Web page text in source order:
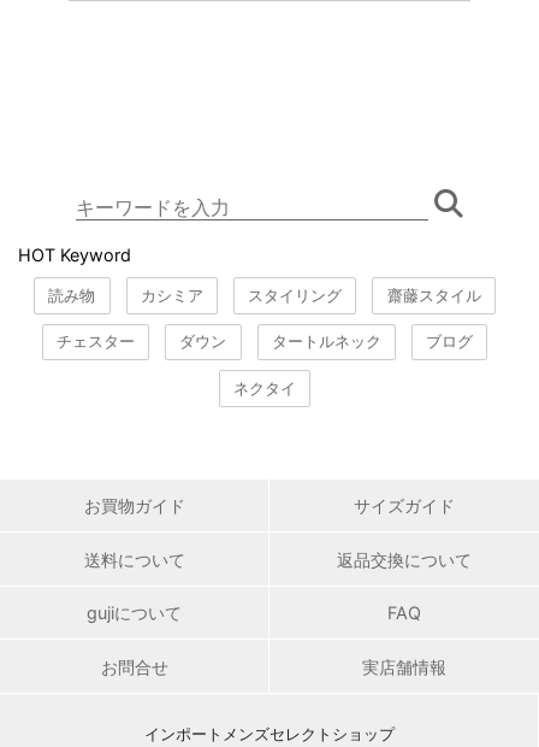
HOT Keyword
読み物 カシミア スタイリング 齋藤スタイル
チェスター ダウン タートルネック ブログ
ネクタイ
お買物ガイド サイズガイド
送料について 返品交換について
gujiについて FAQ
お問合せ 実店舗情報
インポートメンズセレクトショップ